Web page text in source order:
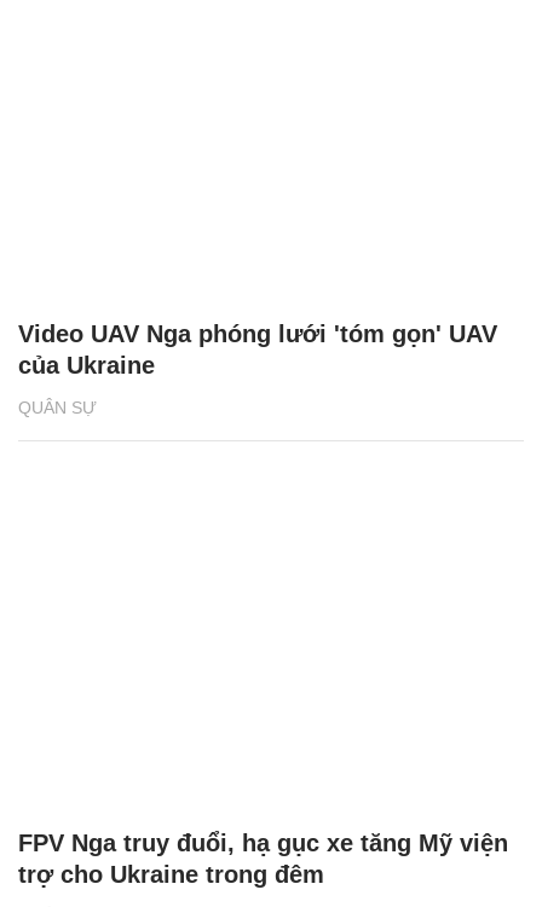
QUÂN SỰ
Video UAV Nga phóng lưới 'tóm gọn' UAV
của Ukraine
FPV Nga truy đuổi, hạ gục xe tăng Mỹ viện
trợ cho Ukraine trong đêm